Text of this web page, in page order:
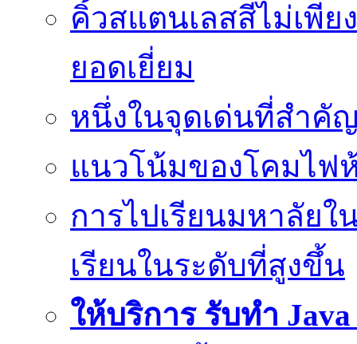
คิ้วสแตนเลสสีไม่เพี
ยอดเยี่ยม
หนึ่งในจุดเด่นที่สำคั
แนวโน้มของโคมไฟ
การไปเรียนมหาลัย
เรียนในระดับที่สูงขึ้น
ให้บริการ รับทำ